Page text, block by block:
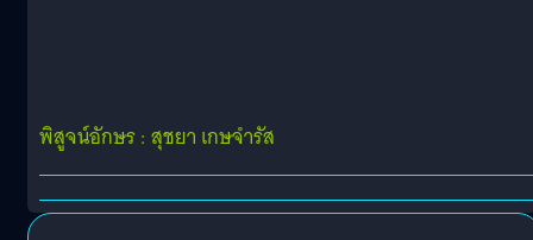
พิสูจน์อักษร : สุชยา เกษจำรัส